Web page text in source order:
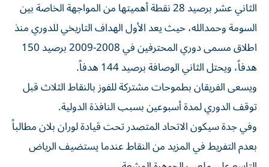
الثاني عشر برصيد 28 نقطة أهميتها من المواجهة الخاصة بين
السومة وحمدالله، حيث يعد الأول الهداف التاريخي للدوري منذ
اطلاق مسمى دوري المحترفين في 2008-2009 برصيد 150
هدفاً، ويحتل الثاني الوصافة برصيد 144 هدفاً.
ويسعى الفريقان بطموحات مشتركة للفوز بالنقاط الثلاث قبل
توقف الدوري لمدة أسبوعين بسبب النافذة الدولية.
وفي جدة سيكون الاتحاد المتصدر تحت قيادة لوران بلان مطالباً
بعدم التفريط في المزيد من النقاط عندما يستضيف الرياض